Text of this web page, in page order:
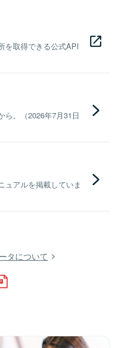
を取得できる公式API
ら。（2026年7月31日
ュアルを掲載していま
タについて